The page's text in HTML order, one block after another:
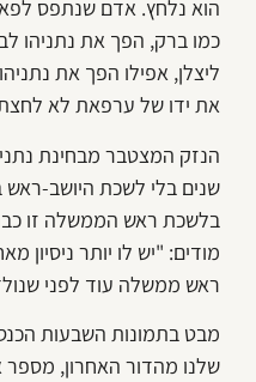
הוא נלחץ. אדם שנתפס
כמו ברק, הפך את נתניהו
ליצלן, אפילו הפך את
את ידו של ערפאת לא
הנזק המצטבר מבחינת
שנים בלי לשכת היושב-
בלשכת ראש הממשלה זו
מודים: "יש לו יותר ניסיון
ראש ממשלה עוד לפני
מבט בתמונות השבעות
שלנו מהדור האחרון, מספר